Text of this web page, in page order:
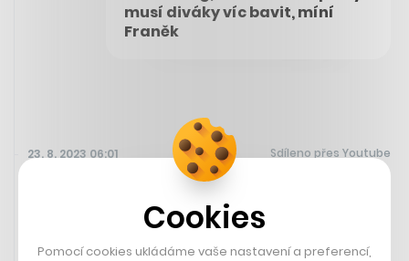
musí diváky víc bavit, míní
Franěk
23. 8. 2023 06:01 Sdíleno přes Youtube
Co se ve světě technologií za poslední roky (ne)povedlo?
Připomeňte si video od Marquese Brownleeho, ve kterém
některé vychytávky popisuje.
Cookies
Pomocí cookies ukládáme vaše nastavení a preferencí,